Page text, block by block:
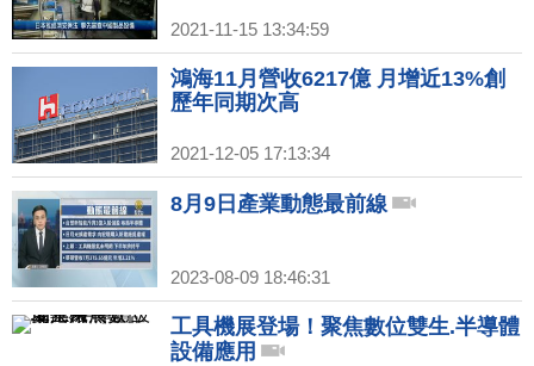
2021-11-15 13:34:59
鴻海11月營收6217億 月增近13%創
歷年同期次高
2021-12-05 17:13:34
8月9日產業動態最前線
2023-08-09 18:46:31
工具機展登場！聚焦數位雙生.半導體
設備應用